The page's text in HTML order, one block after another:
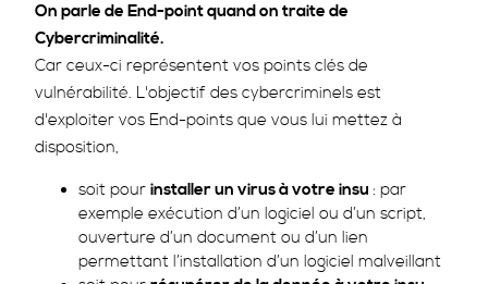
On parle de End-point quand on traite de
Cybercriminalité.
Car ceux-ci représentent vos points clés de
vulnérabilité. L'objectif des cybercriminels est
d'exploiter vos End-points que vous lui mettez à
disposition,
soit pour installer un virus à votre insu : par
exemple exécution d’un logiciel ou d’un script,
ouverture d’un document ou d’un lien
permettant l’installation d’un logiciel malveillant